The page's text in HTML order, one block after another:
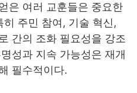
은 여러 교훈들은 중요한
주민 참여, 기술 혁신,
간의 조화 필요성을 강조
성과 지속 가능성은 재개
필수적이다.